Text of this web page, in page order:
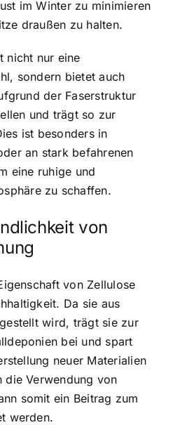
im Winter zu minimieren
draußen zu halten.
nicht nur eine
, sondern bietet auch
der Faserstruktur
und trägt so zur
ist besonders in
an stark befahrenen
eine ruhige und
zu schaffen.
von
von Zellulose
Da sie aus
wird, trägt sie zur
bei und spart
neuer Materialien
Verwendung von
somit ein Beitrag zum
werden.